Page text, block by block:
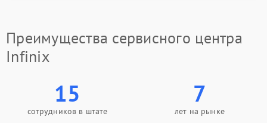
Преимущества сервисного центра
Infinix
15
сотрудников в штате
7
лет на рынке